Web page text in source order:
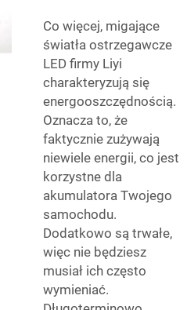
Co więcej, migające
światła ostrzegawcze
LED firmy Liyi
charakteryzują się
energooszczędnością.
Oznacza to, że
faktycznie zużywają
niewiele energii, co jest
korzystne dla
akumulatora Twojego
samochodu.
Dodatkowo są trwałe,
więc nie będziesz
musiał ich często
wymieniać.